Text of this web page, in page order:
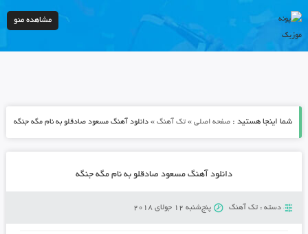
مشاهده منو
شما اینجا هستید : صفحه اصلی» تک آهنگ» دانلود آهنگ مسعود صادقلو به نام مگه جنگه
دانلود آهنگ مسعود صادقلو به نام مگه جنگه
دسته : تک آهنگ پنج‌شنبه 12 جولای 2018